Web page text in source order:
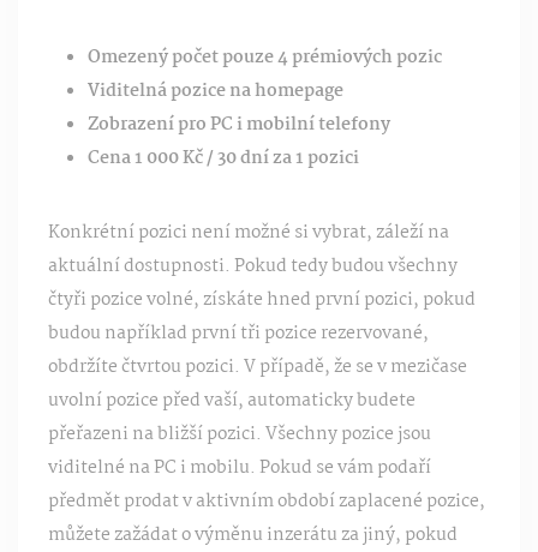
Omezený počet pouze 4 prémiových pozic
Viditelná pozice na homepage
Zobrazení pro PC i mobilní telefony
Cena 1 000 Kč / 30 dní za 1 pozici
Konkrétní pozici není možné si vybrat, záleží na
aktuální dostupnosti. Pokud tedy budou všechny
čtyři pozice volné, získáte hned první pozici, pokud
budou například první tři pozice rezervované,
obdržíte čtvrtou pozici. V případě, že se v mezičase
uvolní pozice před vaší, automaticky budete
přeřazeni na bližší pozici. Všechny pozice jsou
viditelné na PC i mobilu. Pokud se vám podaří
předmět prodat v aktivním období zaplacené pozice,
můžete zažádat o výměnu inzerátu za jiný, pokud